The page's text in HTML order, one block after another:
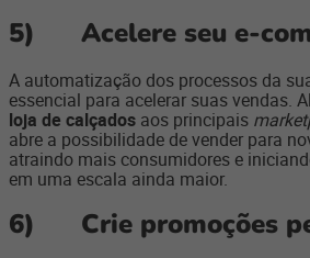
5) Acelere seu e-
A automatização dos processos da
essencial para acelerar suas vendas.
loja de calçados aos principais
abre a possibilidade de vender para
atraindo mais consumidores e
em uma escala ainda maior.
6) Crie promoções